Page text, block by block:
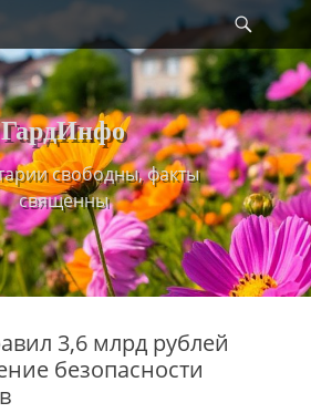
ГардИнфо
свободны, факты
священны
3,6 млрд рублей
безопасности